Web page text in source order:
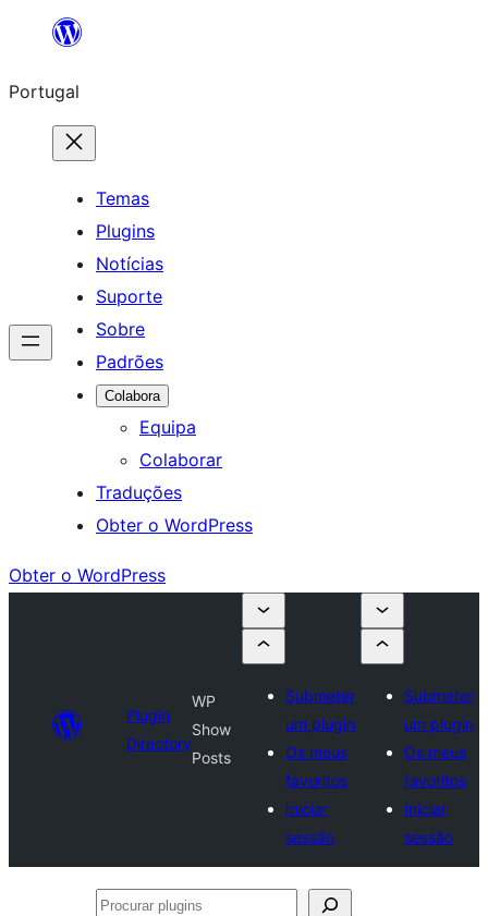
Saltar
o
conteúdo
Portugal
Temas
Plugins
Notícias
Suporte
Sobre
Padrões
Colabora
Equipa
Colaborar
Traduções
Obter o WordPress
Obter o WordPress
Plugin
Directory
WP
Show
Posts
Submeter
um plugin
Os meus
favoritos
Iniciar
sessão
Submeter
um plugin
Os meus
favoritos
Iniciar
sessão
Procurar